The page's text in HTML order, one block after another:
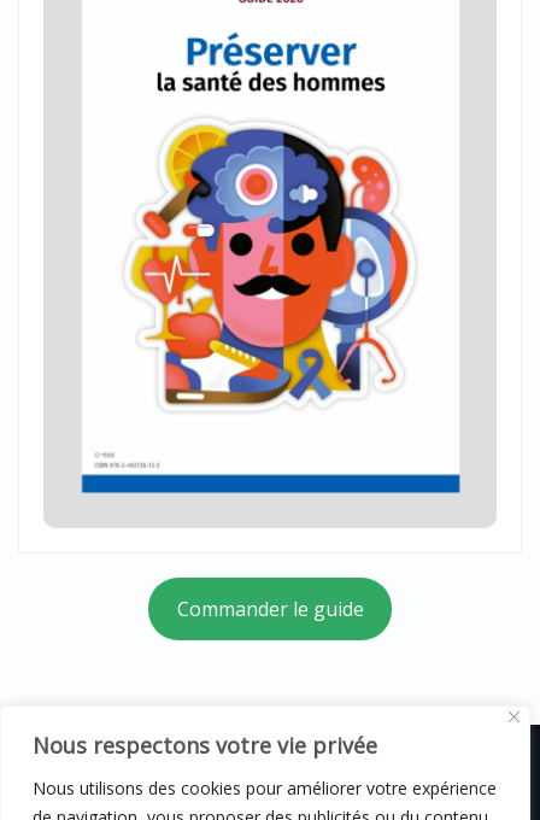
Nous respectons votre vie privée
Nous utilisons des cookies pour améliorer votre expérience
Commander le guide